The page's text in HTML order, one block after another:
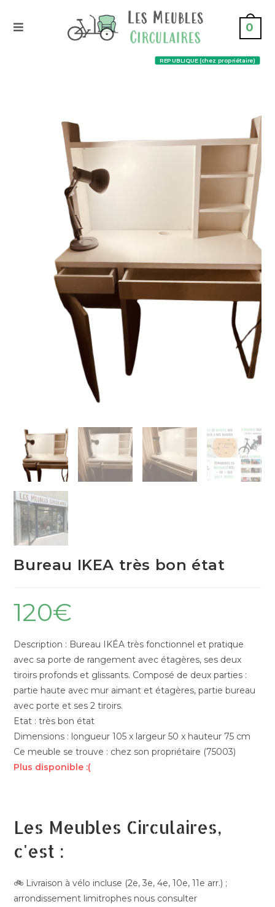
0
REPUBLIQUE (chez propriétaire)
Bureau IKEA très bon état
120€
Description : Bureau IKÉA très fonctionnel et pratique
avec sa porte de rangement avec étagères, ses deux
tiroirs profonds et glissants. Composé de deux parties :
partie haute avec mur aimant et étagères, partie bureau
avec porte et ses 2 tiroirs.
Etat : très bon état
Dimensions : longueur 105 x largeur 50 x hauteur 75 cm
Ce meuble se trouve : chez son propriétaire (75003)
Plus disponible :(
Les Meubles Circulaires,
c'est :
🚲 Livraison à vélo incluse (2e, 3e, 4e, 10e, 11e arr.) ;
arrondissement limitrophes nous consulter